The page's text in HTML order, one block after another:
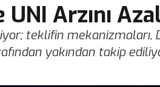
Arzını
teklifin mekanizmaları,
yakından takip